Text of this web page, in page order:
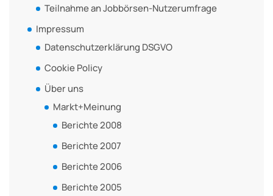
Teilnahme an Jobbörsen-Nutzerumfrage
Impressum
Datenschutzerklärung DSGVO
Cookie Policy
Über uns
Markt+Meinung
Berichte 2008
Berichte 2007
Berichte 2006
Berichte 2005